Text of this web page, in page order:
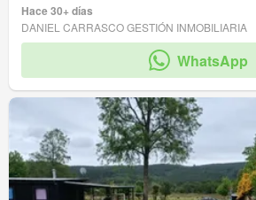
Hace 30+ días
DANIEL CARRASCO GESTIÓN INMOBILIARIA
WhatsApp